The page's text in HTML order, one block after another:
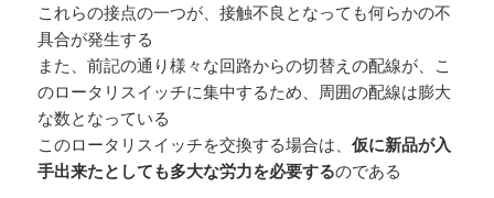
これらの接点の一つが、接触不良となっても何らかの不
具合が発生する
また、前記の通り様々な回路からの切替えの配線が、こ
のロータリスイッチに集中するため、周囲の配線は膨大
な数となっている
このロータリスイッチを交換する場合は、仮に新品が入
手出来たとしても多大な労力を必要するのである